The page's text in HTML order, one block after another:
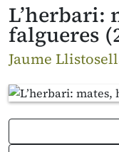
L’herbari:
falgueres
Jaume